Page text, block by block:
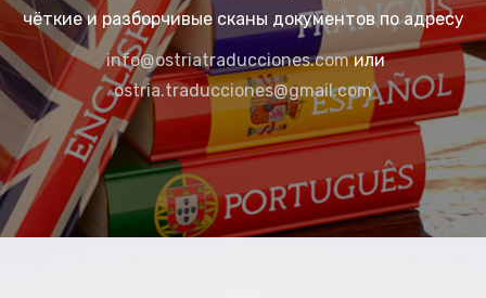
чёткие и разборчивые сканы документов по адресу
info@ostriatraducciones.comили
ostria.traducciones@gmail.com